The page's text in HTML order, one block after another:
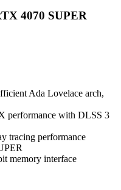
4070 SUPER
Ada Lovelace arch,
performance with DLSS 3
tracing performance
memory interface